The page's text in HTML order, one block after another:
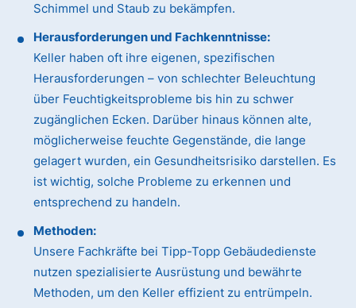
Schimmel und Staub zu bekämpfen.
Herausforderungen und Fachkenntnisse:
Keller haben oft ihre eigenen, spezifischen
Herausforderungen – von schlechter Beleuchtung
über Feuchtigkeitsprobleme bis hin zu schwer
zugänglichen Ecken. Darüber hinaus können alte,
möglicherweise feuchte Gegenstände, die lange
gelagert wurden, ein Gesundheitsrisiko darstellen. Es
ist wichtig, solche Probleme zu erkennen und
entsprechend zu handeln.
Methoden:
Unsere Fachkräfte bei Tipp-Topp Gebäudedienste
nutzen spezialisierte Ausrüstung und bewährte
Methoden, um den Keller effizient zu entrümpeln.